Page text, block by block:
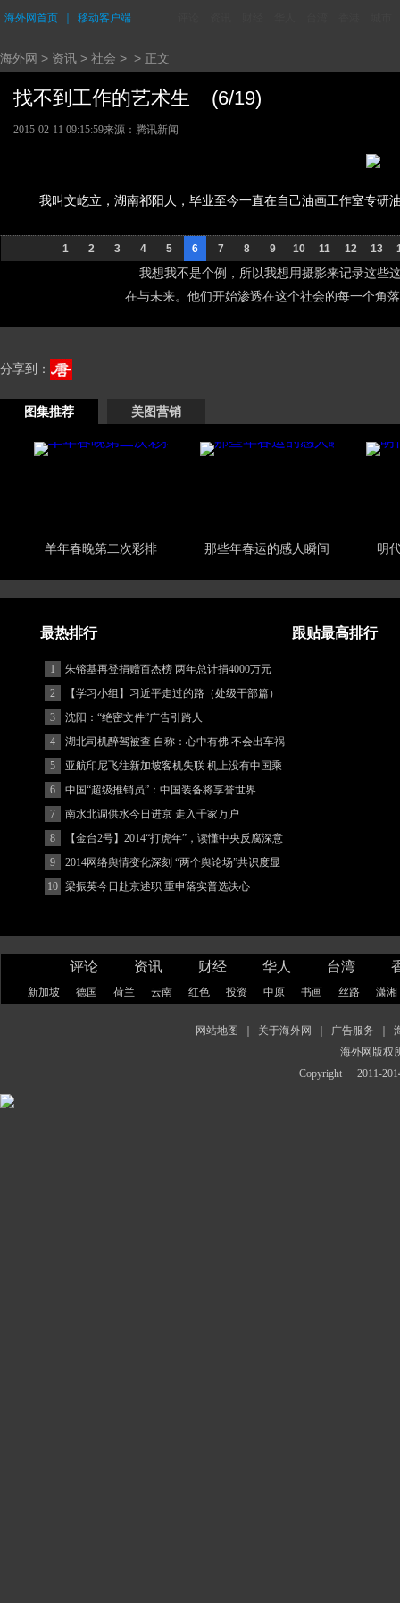
海外网首页 移动客户端
海外网 > 资讯 > 社会 > > 正文
找不到工作的艺术生 (6/19)
2015-02-11 09:15:59来源：腾讯新闻
我叫文屹立，湖南祁阳人，毕业至今一直在自己油画工作室专研
1 2 3 4 5 6 7 8 9 10 11 12 13
我想我不是个例，所以我想用摄影来记录这些
在与未来。他们开始渗透在这个社会的每一个角
分享到：
图集推荐 美图营销
羊年春晚第二次彩排 那些年春运的感人瞬间 明
最热排行 跟贴最高排行
1
朱镕基再登捐赠百杰榜 两年总计捐4000万元
2
【学习小组】习近平走过的路（处级干部篇）
3
沈阳：“绝密文件”广告引路人
4
湖北司机醉驾被查 自称：心中有佛 不会出车祸
(图)
5
亚航印尼飞往新加坡客机失联 机上没有中国乘
客
6
中国“超级推销员”：中国装备将享誉世界
7
南水北调供水今日进京 走入千家万户
8
【金台2号】2014“打虎年”，读懂中央反腐深意
9
2014网络舆情变化深刻 “两个舆论场”共识度显
著增强
10 梁振英今日赴京述职 重申落实普选决心
评论 资讯 财经 华人 台湾
新加坡 德国 荷兰 云南 红色 投资 中原 书画 丝路 潇湘
网站地图 关于海外网 广告服务
海外网版权
Copyright
2011-